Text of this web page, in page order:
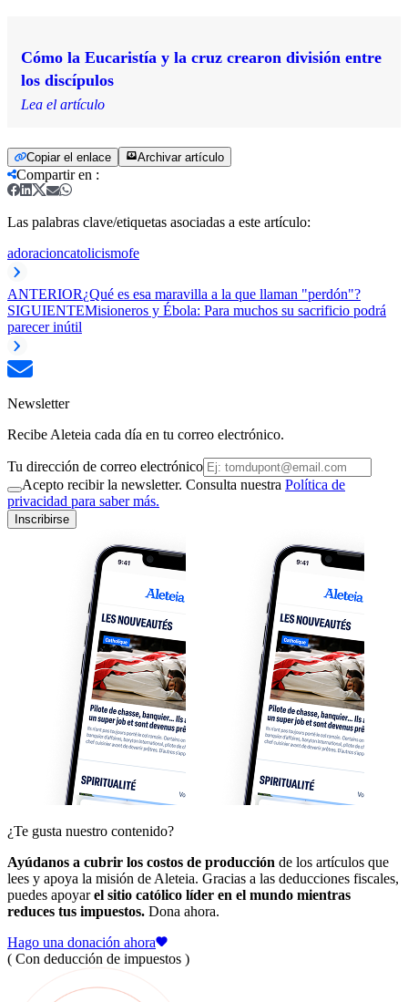
Cómo la Eucaristía y la cruz crearon división entre
los discípulos
Lea el artículo
Copiar el enlace Archivar artículo
Compartir en :
Las palabras clave/etiquetas asociadas a este artículo:
adoracioncatolicismofe
ANTERIOR¿Qué es esa maravilla a la que llaman "perdón"?
SIGUIENTEMisioneros y Ébola: Para muchos su sacrificio podrá
parecer inútil
Newsletter
Recibe Aleteia cada día en tu correo electrónico.
Tu dirección de correo electrónico
Acepto recibir la newsletter. Consulta nuestra Política de
privacidad para saber más.
Inscribirse
¿Te gusta nuestro contenido?
Ayúdanos a cubrir los costos de producción de los artículos que
lees y apoya la misión de Aleteia. Gracias a las deducciones fiscales,
puedes apoyarel sitio católico líder en el mundo mientras
reduces tus impuestos. Dona ahora.
Hago una donación ahora
( Con deducción de impuestos )